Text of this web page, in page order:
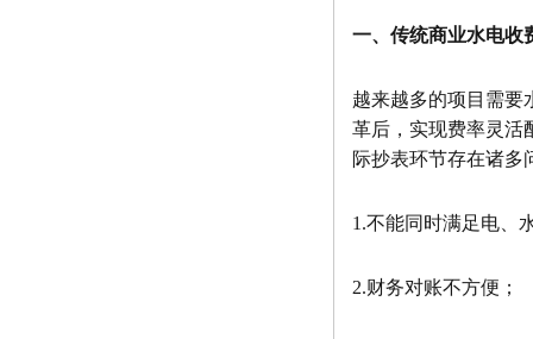
一、传统商业水电收
越来越多的项目需要
⾰后，实现费率灵活
际抄表环节存在诸多
1.不能同时满足电、
2.财务对账不方便；